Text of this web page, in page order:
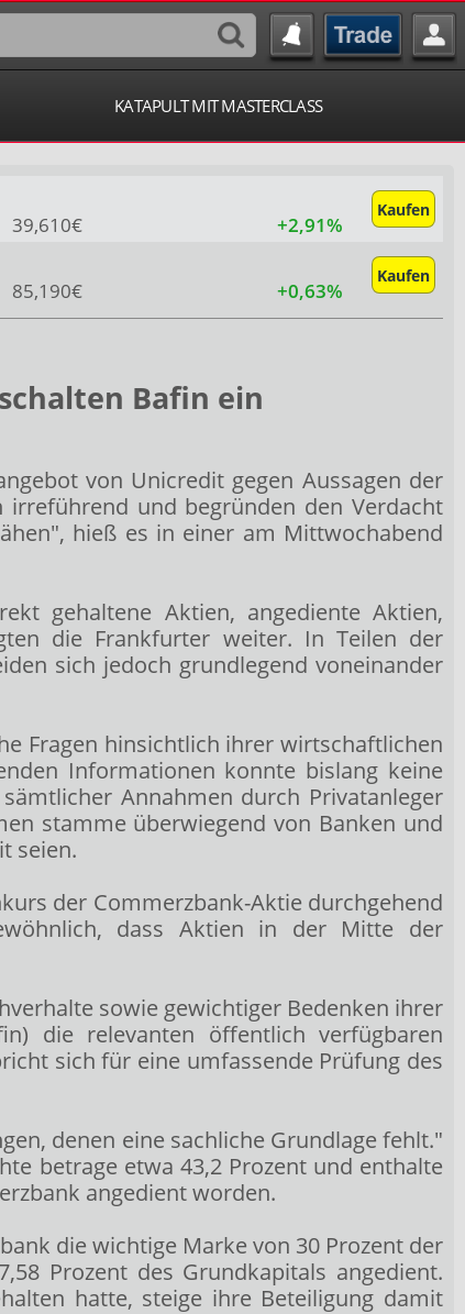
KATAPULT MIT MASTERCLASS
Kaufen
39,610€
+2,91%
Kaufen
85,190€ +0,63%
Bafin ein
von Unicredit gegen Aussagen der
und begründen den Verdacht
hieß es in einer am Mittwochabend
gehaltene Aktien, angediente Aktien,
die Frankfurter weiter. In Teilen der
sich jedoch grundlegend voneinander
Fragen hinsichtlich ihrer wirtschaftlichen
Informationen konnte bislang keine
Annahmen durch Privatanleger
stamme überwiegend von Banken und
seien.
der Commerzbank-Aktie durchgehend
dass Aktien in der Mitte der
sowie gewichtiger Bedenken ihrer
die relevanten öffentlich verfügbaren
sich für eine umfassende Prüfung des
denen eine sachliche Grundlage fehlt."
betrage etwa 43,2 Prozent und enthalte
angedient worden.
die wichtige Marke von 30 Prozent der
Prozent des Grundkapitals angedient.
hatte, steige ihre Beteiligung damit